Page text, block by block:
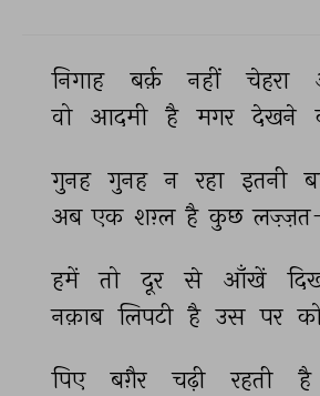
निगाह बर्क़ नहीं चेहरा
वो आदमी है मगर देखने
गुनह गुनह न रहा इतनी
अब एक शग़्ल है कुछ
हमें तो दूर से आँखें
नक़ाब लिपटी है उस पर
पिए बग़ैर चढ़ी रहती है